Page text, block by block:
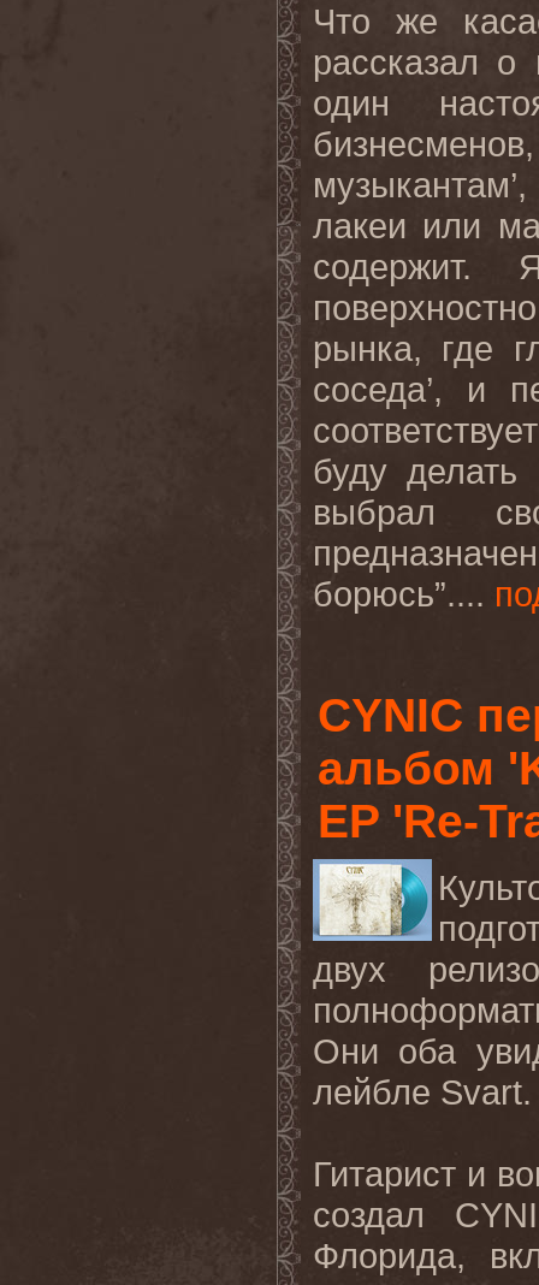
Что же
рассказал о
один
лакеи или
содержит.
рынка, где
соседа’, и
буду
выбрал
борюсь”....
CYNIC
альбом
EP 'Re-
двух
Они оба
лейбле Svart.
Гитарист и
создал
Флорида,